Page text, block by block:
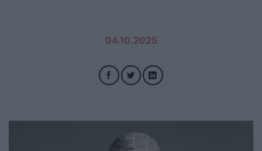
04.10.2025